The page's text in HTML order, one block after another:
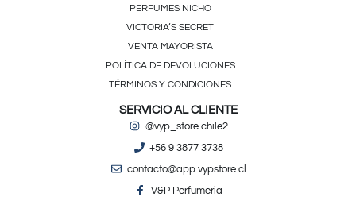
PERFUMES NICHO
VICTORIA’S SECRET
VENTA MAYORISTA
POLÍTICA DE DEVOLUCIONES
TÉRMINOS Y CONDICIONES
SERVICIO AL CLIENTE
@vyp_store.chile2
+56 9 3877 3738
contacto@app.vypstore.cl
V&P Perfumeria